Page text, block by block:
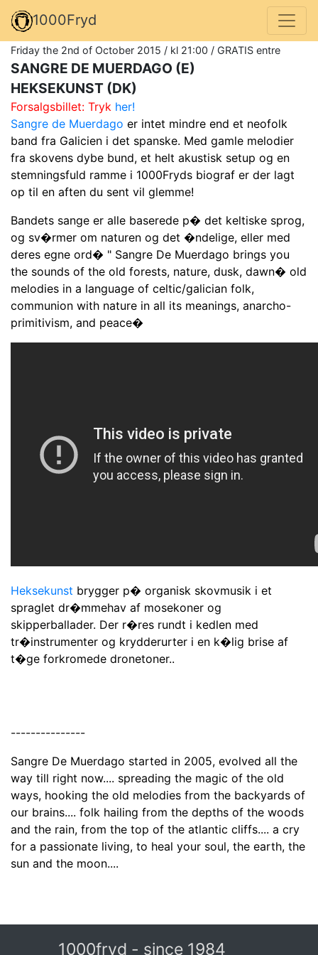
1000Fryd
Friday the 2nd of October 2015 / kl 21:00 / GRATIS entre
SANGRE DE MUERDAGO (E)
HEKSEKUNST (DK)
Forsalgsbillet: Tryk her!
Sangre de Muerdago er intet mindre end et neofolk
band fra Galicien i det spanske. Med gamle melodier
fra skovens dybe bund, et helt akustisk setup og en
stemningsfuld ramme i 1000Fryds biograf er der lagt
op til en aften du sent vil glemme!
Bandets sange er alle baserede p� det keltiske sprog,
og sv�rmer om naturen og det �ndelige, eller med
deres egne ord� " Sangre De Muerdago brings you
the sounds of the old forests, nature, dusk, dawn� old
melodies in a language of celtic/galician folk,
communion with nature in all its meanings, anarcho-
primitivism, and peace�
Heksekunst brygger p� organisk skovmusik i et
spraglet dr�mmehav af mosekoner og
skipperballader. Der r�res rundt i kedlen med
tr�instrumenter og krydderurter i en k�lig brise af
t�ge forkromede dronetoner..
---------------
Sangre De Muerdago started in 2005, evolved all the
way till right now.... spreading the magic of the old
ways, hooking the old melodies from the backyards of
our brains.... folk hailing from the depths of the woods
and the rain, from the top of the atlantic cliffs.... a cry
for a passionate living, to heal your soul, the earth, the
sun and the moon....
1000fryd - since 1984